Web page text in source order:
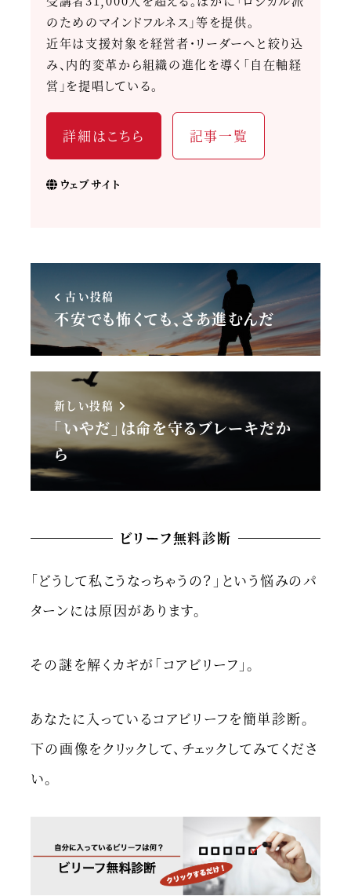
のためのマインドフルネス」等を提供。
近年は支援対象を経営者・リーダーへと絞り込
み、内的変革から組織の進化を導く「自在軸経
営」を提唱している。
詳細はこちら 記事一覧
ウェブサイト
古い投稿
不安でも怖くても、さあ進むんだ
新しい投稿
「いやだ」は命を守るブレーキだか
ら
ビリーフ無料診断
「どうして私こうなっちゃうの？」という悩みのパ
ターンには原因があります。
その謎を解くカギが「コアビリーフ」。
あなたに入っているコアビリーフを簡単診断。
下の画像をクリックして、チェックしてみてくださ
い。